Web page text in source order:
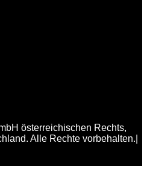
österreichischen Rechts,
Alle Rechte vorbehalten.|